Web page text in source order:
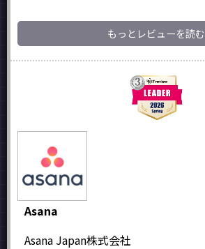
もっとレビューを読む
Asana
Asana Japan株式会社